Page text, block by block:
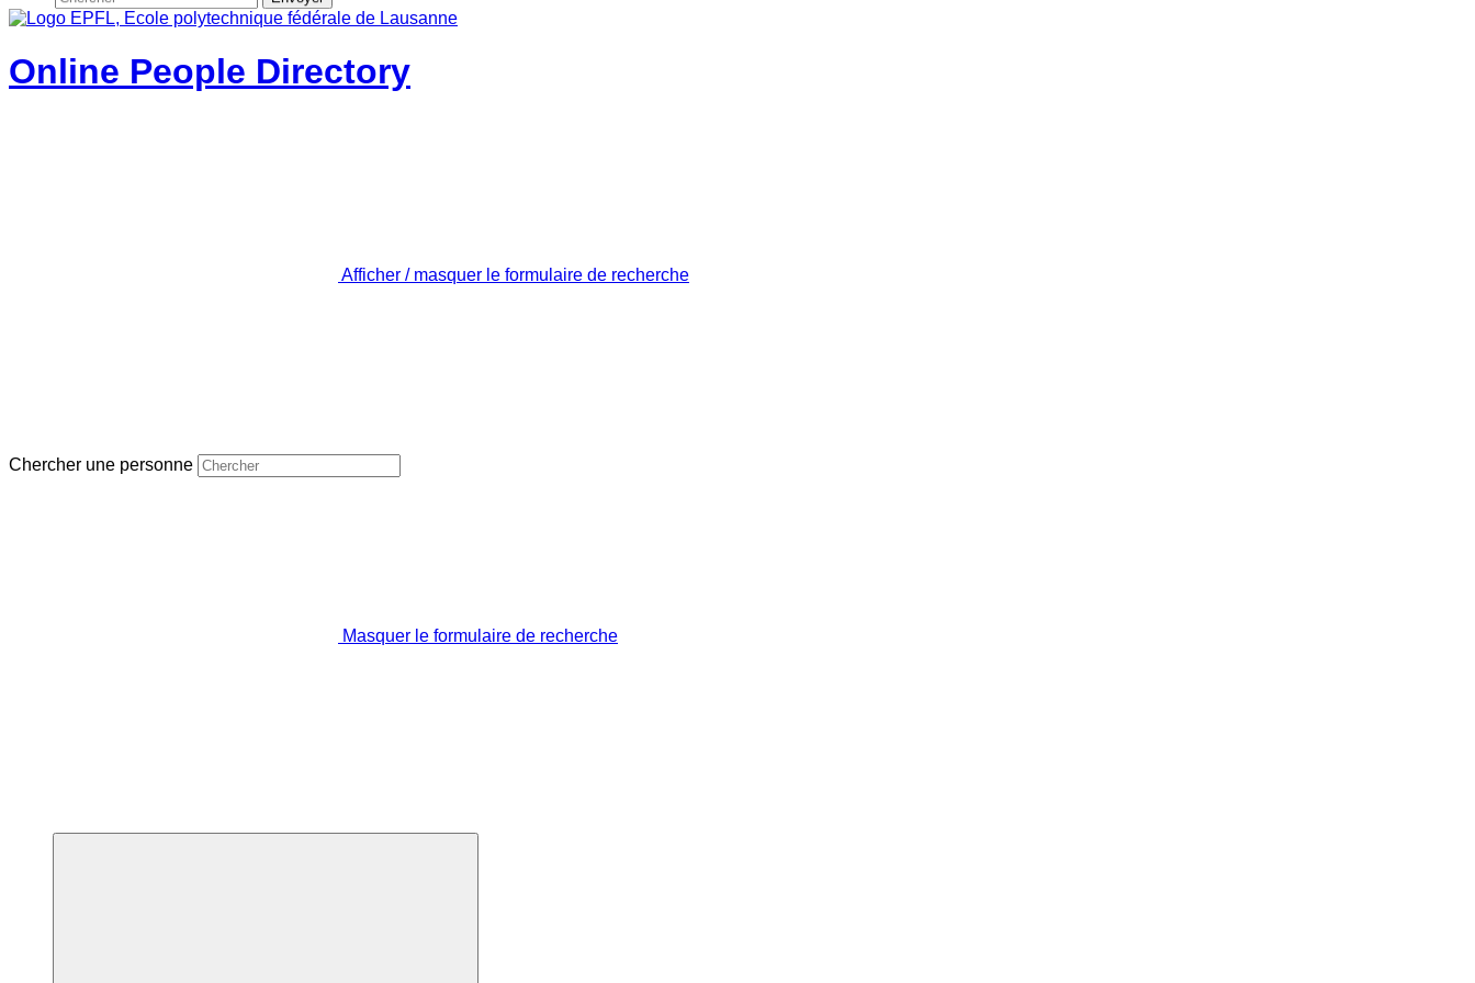
Online People Directory
Afficher / masquer le formulaire de recherche
Chercher une personne
Masquer le formulaire de recherche